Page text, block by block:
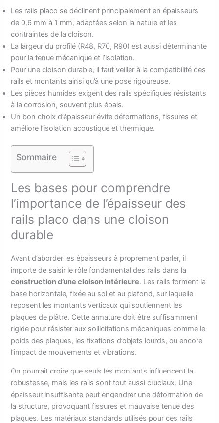
Les rails placo se déclinent principalement en épaisseurs
de 0,6 mm à 1 mm, adaptées selon la nature et les
contraintes de la cloison.
La largeur du profilé (R48, R70, R90) est aussi déterminante
pour la tenue mécanique et l’isolation.
Pour une cloison durable, il faut veiller à la compatibilité des
rails et montants ainsi qu’à une pose rigoureuse.
Les pièces humides exigent des rails spécifiques résistants
à la corrosion, souvent plus épais.
Un bon choix d’épaisseur évite déformations, fissures et
améliore l’isolation acoustique et thermique.
Sommaire
Les bases pour comprendre
l’importance de l’épaisseur des
rails placo dans une cloison
durable
Avant d’aborder les épaisseurs à proprement parler, il
importe de saisir le rôle fondamental des rails dans la
construction d’une cloison intérieure. Les rails forment la
base horizontale, fixée au sol et au plafond, sur laquelle
reposent les montants verticaux qui soutiennent les
plaques de plâtre. Cette armature doit être suffisamment
rigide pour résister aux sollicitations mécaniques comme le
poids des plaques, les fixations d’objets lourds, ou encore
l’impact de mouvements et vibrations.
On pourrait croire que seuls les montants influencent la
robustesse, mais les rails sont tout aussi cruciaux. Une
épaisseur insuffisante peut engendrer une déformation de
la structure, provoquant fissures et mauvaise tenue des
plaques. Les matériaux standards utilisés pour ces rails